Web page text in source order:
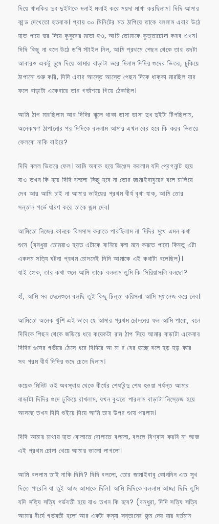
দিয়ে খানকির দুধ দুইটাকে দলাই মলাই করে ময়দা মাখা করছিলাম। দিদি আমার
কান্ড দেখেতো হতবাক। প্রায় ৩০ মিনিটের মত ঠাপিয়ে তাকে বললাম এবার উঠে
হাত পায়ে ভর দিয়ে কুকুরের মতো হও, আমি তোমাকে কুত্তাচোদা করব এখন।
দিদি কিছু না বলে উঠে ডগি স্টাইল নিল, আমি প্রথমে পেছন থেকে তার গুদটা
আবারও একটু চুষে দিয়ে আমার বাড়াটা ভরে দিলাম দিদির গুদের ভিতর, ঢুকিয়ে
ঠাপানো শুরু করি, দিদি এবার আস্তে আস্তে পেছন দিকে ধাক্কা মারছিল যার
ফলে বাড়াটা একেবারে তার গর্ভাশয়ে গিয়ে ঠেকছিল।
আমি ঠাপ মারছিলাম আর দিদির ঝুলে থাকা ডাসা ডাসা দুধ দুইটা টিপছিলাম,
অনেকক্ষণ ঠাপানোর পর দিদিকে বললাম আমার এখন বের হবে কি করব ভিতরে
ফেলবো নাকি বাইরে?
দিদি বলল ভিতরে ফেল। আমি অবাক হয়ে জিগ্গেস করলাম যদি প্রেগনান্ট হয়ে
যাও তখন কি হয়ে দিদি বললো কিছু হবে না তোর জামাইবাবুয়ের বলে চালিয়ে
দেব আর আমি চাই না আমার ভাইয়ের প্রথম বীর্য বৃথা যাক, আমি তোর
সন্তান গর্ভে ধারণ করে তাকে জন্ম দেব।
আমিতো নিজের কানকে বিসসাস করাতে পারছিলাম না দিদির মুখে এমন কথা
শুনে (বন্ধুরা তোমরাও হয়ত এটাকে বানিয়ে বলা মনে করতে পারো কিন্তু এটা
একদম সত্যি ঘটনা প্রথম চোদনেই দিদি আমাকে এই কথাটা বলেছিল)।
যাই হোক, তার কথা শুনে আমি তাকে বললাম তুমি কি সিরিয়াসলি বলছো?
হাঁ, আমি সব জেনেশুনে বলছি তুই কিছু চিন্তা করিসনা আমি ম্যানেজ করে নেব।
আমিতো অনেক খুশি এই ভাবে যে আমার প্রথম চোদনের ফল আমি পাবো, বলে
দিদিকে পিছন থেকে জড়িয়ে ধরে কয়েকটা রাম ঠাপ দিয়ে আমার বাড়াটা একেবার
দিদির গুদের গভীরে ঠেসে ধরে দিদিরে আ মা র বের হচ্ছে বলে হড় হড় করে
সব গরম বীর্য দিদির গুদে ঢেলে দিলাম।
কয়েক মিনিট ওই অবস্থায় থেকে বীর্যের শেষবিন্দু শেষ হওয়া পর্যন্ত আমার
বাড়াটা দিদির গুদে ঢুকিয়ে রাখলাম, যখন বুঝতে পারলাম বাড়াটা নিস্তেজ হয়ে
আসছে তখন দিদি শুইয়ে দিয়ে আমি তার উপর শুয়ে পরলাম।
দিদি আমার মাথায় হাত বোলাতে বোলাতে বললো, বললে বিশ্বাস করবি না আজ
এই প্রথম চোদা খেয়ে আমার ভালো লাগলো।
আমি বললাম তাই নাকি দিদি? দিদি বললো, তোর জামাইবাবু কোনদিন এত সুখ
দিতে পারেনি যা তুই আজ আমাকে দিলি। আমি দিদিকে বললাম আচ্ছা দিদি তুমি
যদি সত্যি সত্যি গর্ভবতী হয়ে যাও তখন কি হবে? (বন্ধুরা, দিদি সত্যি সত্যি
আমার বীর্যে গর্ভবতী হলো আর একটা কন্যা সন্তানের জন্ম দেয় যার বর্তমান